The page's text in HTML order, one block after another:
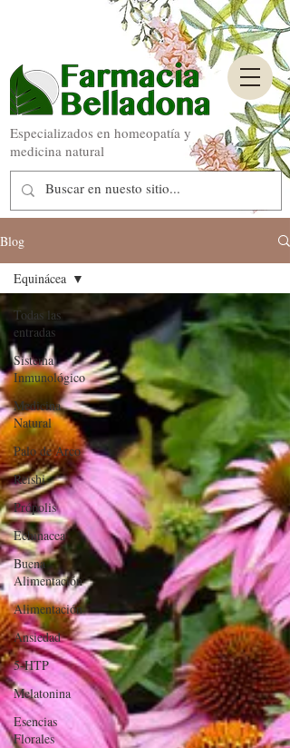
Especializados en homeopatía y
medicina natural
Blog
Todas las
entradas
Sistema
Inmunológico
Medicina
Natural
Palo de Arco
Reishi
Própolis
Echinacea
Buena
Alimentación
Alimentación
Ansiedad
5-HTP
Melatonina
Esencias
Florales
Equinácea